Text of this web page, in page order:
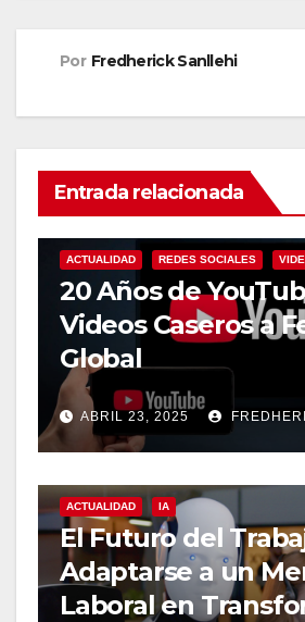
Por Fredherick Sanllehi
Entrada relacionada
ACTUALIDAD REDES SOCIALES
20 Años de
Videos Caseros a
Global
ABRIL 23, 2025
ACTUALIDAD IA
El Futuro del
Adaptarse a un
Laboral en